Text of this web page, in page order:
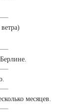
месяцев.